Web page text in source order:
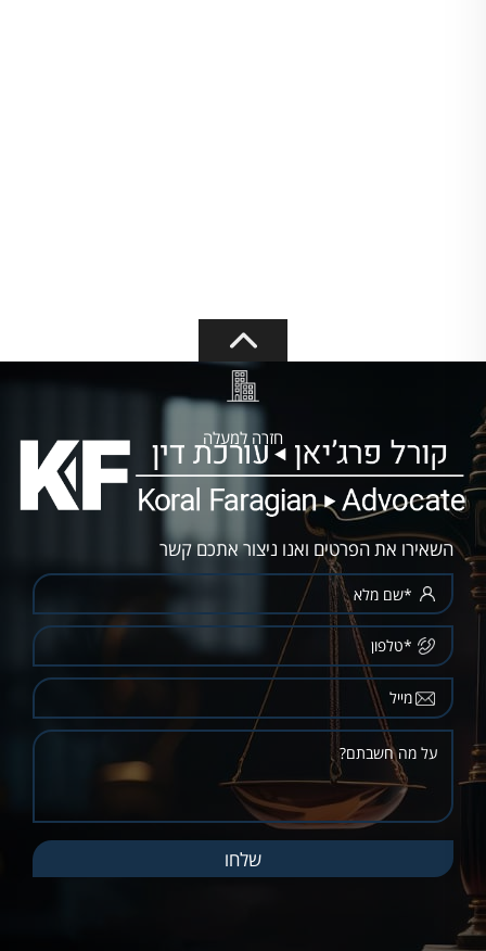
חזרה למעלה
השאירו את הפרטים ואנו ניצור אתכם קשר